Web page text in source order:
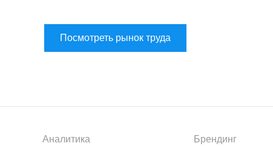
Посмотреть рынок труда
Аналитика Брендинг